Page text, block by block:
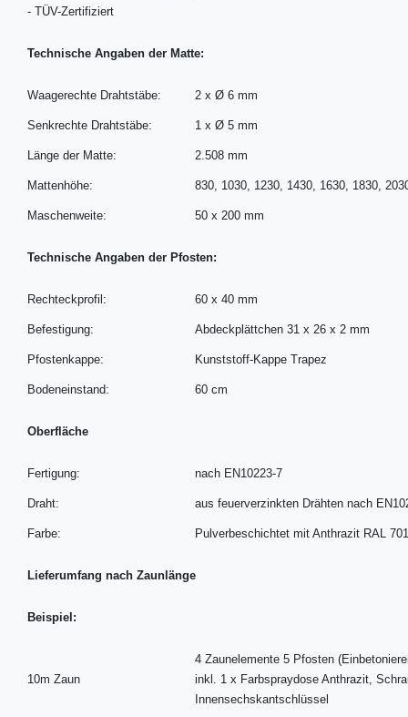
- TÜV-Zertifiziert
Technische Angaben der Matte:
Waagerechte Drahtstäbe:
Senkrechte Drahtstäbe:
Länge der Matte:
Mattenhöhe:
Maschenweite:
2 x Ø 6 mm
1 x Ø 5 mm
2.508 mm
830, 1030, 1230, 1430, 1630, 1830,
50 x 200 mm
Technische Angaben der Pfosten:
Rechteckprofil:
Befestigung:
Pfostenkappe:
Bodeneinstand:
60 x 40 mm
Abdeckplättchen 31 x 26 x 2 mm
Kunststoff-Kappe Trapez
60 cm
Oberfläche
Fertigung:
Draht:
Farbe:
nach EN10223-7
aus feuerverzinkten Drähten nach
Pulverbeschichtet mit Anthrazit RAL
Lieferumfang nach Zaunlänge
Beispiel:
10m Zaun
4 Zaunelemente 5 Pfosten
inkl. 1 x Farbspraydose Anthrazit,
Innensechskantschlüssel